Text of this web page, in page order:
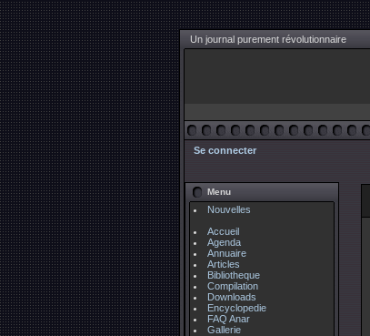
Un journal purement révolutionnaire
Se connecter
Menu
Nouvelles
Accueil
Agenda
Annuaire
Articles
Bibliotheque
Compilation
Downloads
Encyclopedie
FAQ Anar
Gallerie